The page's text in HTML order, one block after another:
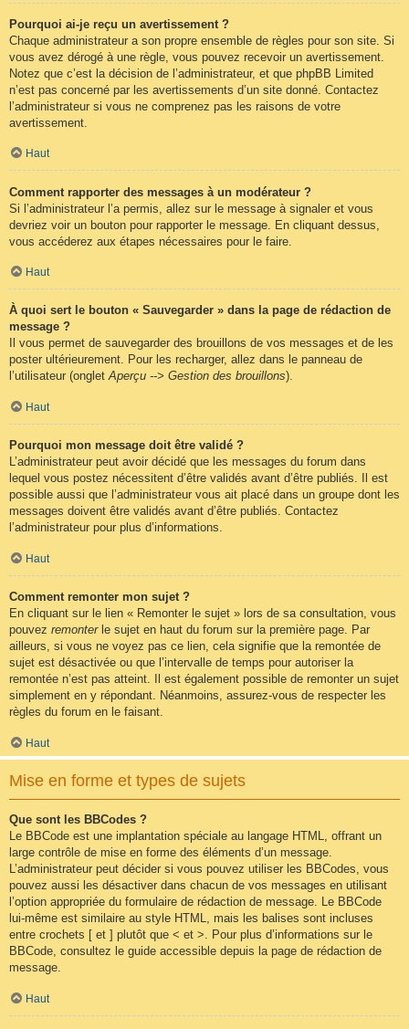
Pourquoi ai-je reçu un avertissement ?
Chaque administrateur a son propre ensemble de règles pour son site. Si
vous avez dérogé à une règle, vous pouvez recevoir un avertissement.
Notez que c’est la décision de l’administrateur, et que phpBB Limited
n’est pas concerné par les avertissements d’un site donné. Contactez
l’administrateur si vous ne comprenez pas les raisons de votre
avertissement.
Haut
Comment rapporter des messages à un modérateur ?
Si l’administrateur l’a permis, allez sur le message à signaler et vous
devriez voir un bouton pour rapporter le message. En cliquant dessus,
vous accéderez aux étapes nécessaires pour le faire.
Haut
À quoi sert le bouton « Sauvegarder » dans la page de rédaction de
message ?
Il vous permet de sauvegarder des brouillons de vos messages et de les
poster ultérieurement. Pour les recharger, allez dans le panneau de
l’utilisateur (ongletAperçu --> Gestion des brouillons).
Haut
Pourquoi mon message doit être validé ?
L’administrateur peut avoir décidé que les messages du forum dans
lequel vous postez nécessitent d’être validés avant d’être publiés. Il est
possible aussi que l’administrateur vous ait placé dans un groupe dont les
messages doivent être validés avant d’être publiés. Contactez
l’administrateur pour plus d’informations.
Haut
Comment remonter mon sujet ?
En cliquant sur le lien « Remonter le sujet » lors de sa consultation, vous
pouvez remonterle sujet en haut du forum sur la première page. Par
ailleurs, si vous ne voyez pas ce lien, cela signifie que la remontée de
sujet est désactivée ou que l’intervalle de temps pour autoriser la
remontée n’est pas atteint. Il est également possible de remonter un sujet
simplement en y répondant. Néanmoins, assurez-vous de respecter les
règles du forum en le faisant.
Haut
Mise en forme et types de sujets
Que sont les BBCodes ?
Le BBCode est une implantation spéciale au langage HTML, offrant un
large contrôle de mise en forme des éléments d’un message.
L’administrateur peut décider si vous pouvez utiliser les BBCodes, vous
pouvez aussi les désactiver dans chacun de vos messages en utilisant
l’option appropriée du formulaire de rédaction de message. Le BBCode
lui-même est similaire au style HTML, mais les balises sont incluses
entre crochets [ et ] plutôt que < et >. Pour plus d’informations sur le
BBCode, consultez le guide accessible depuis la page de rédaction de
message.
Haut